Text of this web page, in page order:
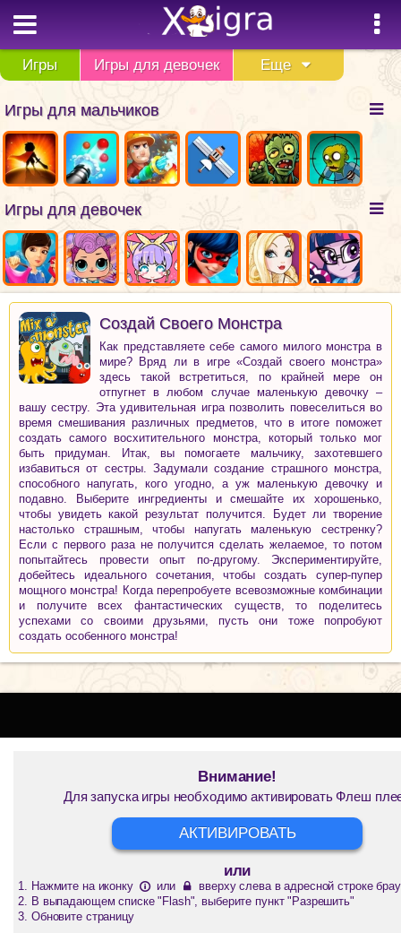
Игры Игры для девочек Еще
Игры для мальчиков
Игры для девочек
Создай Своего Монстра
Как представляете себе самого милого монстра в
мире? Вряд ли в игре «Создай своего монстра»
здесь такой встретиться, по крайней мере он
отпугнет в любом случае маленькую девочку –
вашу сестру. Эта удивительная игра позволить повеселиться во
время смешивания различных предметов, что в итоге поможет
создать самого восхитительного монстра, который только мог
быть придуман. Итак, вы помогаете мальчику, захотевшего
избавиться от сестры. Задумали создание страшного монстра,
способного напугать, кого угодно, а уж маленькую девочку и
подавно. Выберите ингредиенты и смешайте их хорошенько,
чтобы увидеть какой результат получится. Будет ли творение
настолько страшным, чтобы напугать маленькую сестренку?
Если с первого раза не получится сделать желаемое, то потом
попытайтесь провести опыт по-другому. Экспериментируйте,
добейтесь идеального сочетания, чтобы создать супер-пупер
мощного монстра! Когда перепробуете всевозможные комбинации
и получите всех фантастических существ, то поделитесь
успехами со своими друзьями, пусть они тоже попробуют
создать особенного монстра!
Внимание!
Для запуска игры необходимо активировать Флеш
АКТИВИРОВАТЬ
или
Нажмите на иконку или
вверху слева в адресной строке
В выпадающем списке "Flash", выберите пункт "Разрешить"
Обновите страницу